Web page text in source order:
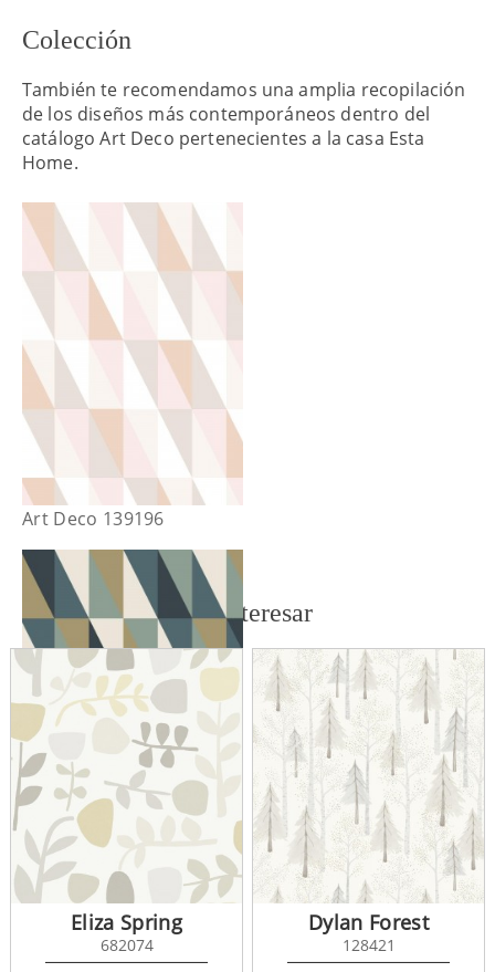
Colección
También te recomendamos una amplia recopilación
de los diseños más contemporáneos dentro del
catálogo Art Deco pertenecientes a la casa Esta
Home.
Art Deco 139196
Art Deco 139197
También te puede interesar
Eliza Spring
682074
Dylan Forest
128421